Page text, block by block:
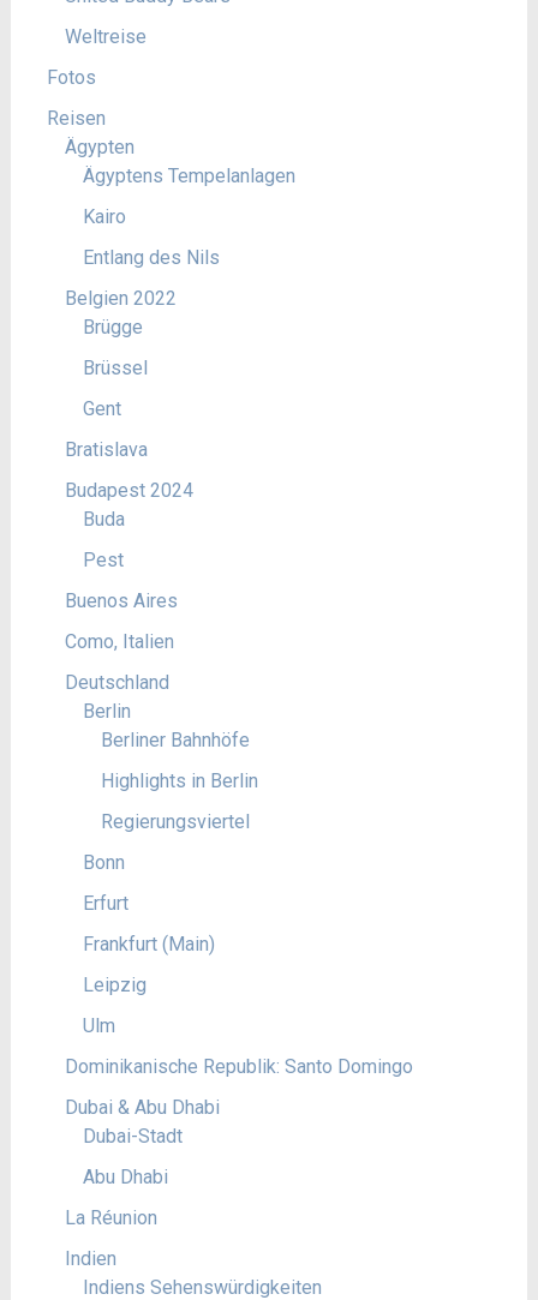
Weltreise
Fotos
Reisen
Ägypten
Ägyptens Tempelanlagen
Kairo
Entlang des Nils
Belgien 2022
Brügge
Brüssel
Gent
Bratislava
Budapest 2024
Buda
Pest
Buenos Aires
Como, Italien
Deutschland
Berlin
Berliner Bahnhöfe
Highlights in Berlin
Regierungsviertel
Bonn
Erfurt
Frankfurt (Main)
Leipzig
Ulm
Dominikanische Republik: Santo Domingo
Dubai & Abu Dhabi
Dubai-Stadt
Abu Dhabi
La Réunion
Indien
Indiens Sehenswürdigkeiten